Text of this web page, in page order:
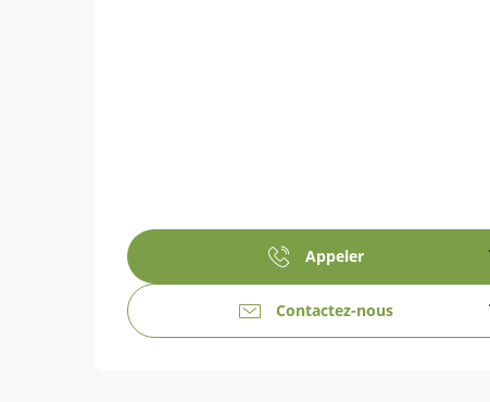
Appeler
Contactez-nous